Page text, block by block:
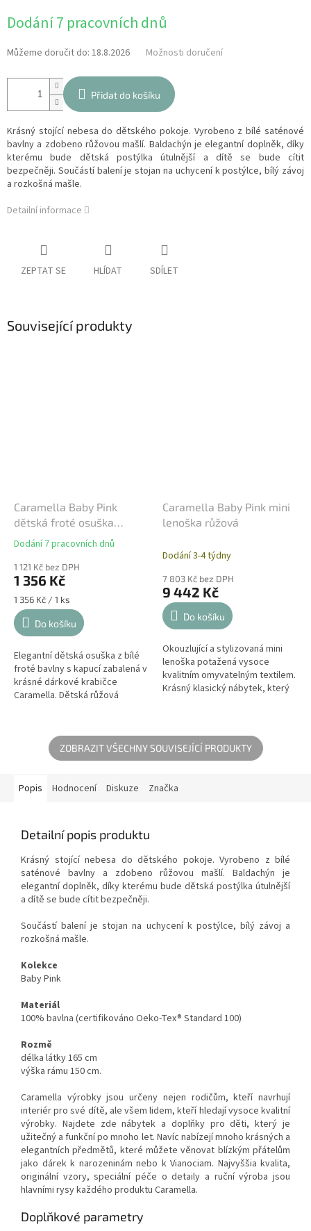
cena:
Dodání 7 pracovních dnů
Můžeme doručit do: 18.8.2026 Možnosti doručení
Přidat do košíku
Krásný stojící nebesa do dětského pokoje. Vyrobeno z bílé saténové
bavlny a zdobeno růžovou mašlí. Baldachýn je elegantní doplněk, díky
kterému bude dětská postýlka útulnější a dítě se bude cítit
bezpečněji. Součástí balení je stojan na uchycení k postýlce, bílý závoj
a rozkošná mašle.
Detailní informace
ZEPTAT SE HLÍDAT SDÍLET
Související produkty
Caramella Baby Pink
dětská froté osuška
růžová
Průměrné
produktu
je
5,0
z
5
hvězdiček.
Dodání 7 pracovních dnů
1 121 Kč bez DPH
1 356 Kč
Měrná
cena:
1 356 Kč / 1 ks
Do košíku
Elegantní dětská osuška z bílé
froté bavlny s kapucí zabalená v
krásné dárkové krabičce
Caramella. Dětská růžová
Caramella Baby Pink mini
lenoška růžová
Dodání 3-4 týdny
7 803 Kč bez DPH
9 442 Kč
Do košíku
Okouzlující a stylizovaná mini
lenoška potažená vysoce
kvalitním omyvatelným textilem.
Krásný klasický nábytek, který
ZOBRAZIT VŠECHNY SOUVISEJÍCÍ PRODUKTY
Popis Hodnocení Diskuze Značka
Detailní popis produktu
Krásný stojící nebesa do dětského pokoje. Vyrobeno z bílé
saténové bavlny a zdobeno růžovou mašlí. Baldachýn je
elegantní doplněk, díky kterému bude dětská postýlka útulnější
a dítě se bude cítit bezpečněji.
Součástí balení je stojan na uchycení k postýlce, bílý závoj a
rozkošná mašle.
Kolekce
Baby Pink
Materiál
100% bavlna (certifikováno Oeko-Tex® Standard 100)
Rozmě
délka látky 165 cm
výška rámu 150 cm.
Caramella výrobky jsou určeny nejen rodičům, kteří navrhují
interiér pro své dítě, ale všem lidem, kteří hledají vysoce kvalitní
výrobky. Najdete zde nábytek a doplňky pro děti, který je
užitečný a funkční po mnoho let. Navíc nabízejí mnoho krásných a
elegantních předmětů, které můžete věnovat blízkým přátelům
jako dárek k narozeninám nebo k Vianociam. Najvyššia kvalita,
originální vzory, speciální péče o detaily a ruční výroba jsou
hlavními rysy každého produktu Caramella.
Doplňkové parametry